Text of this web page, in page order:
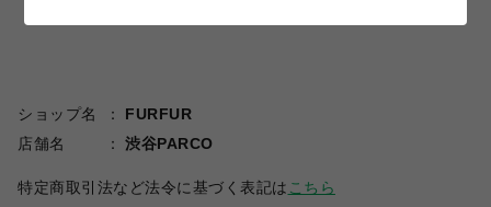
ショップ名
FURFUR
店舗名
渋谷PARCO
特定商取引法など法令に基づく表記は こちら